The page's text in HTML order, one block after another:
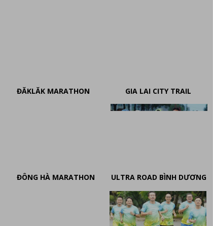
ĐĂKLĂK MARATHON GIA LAI CITY TRAIL
ULTRA ROAD BÌNH DƯƠNG
ĐÔNG HÀ MARATHON